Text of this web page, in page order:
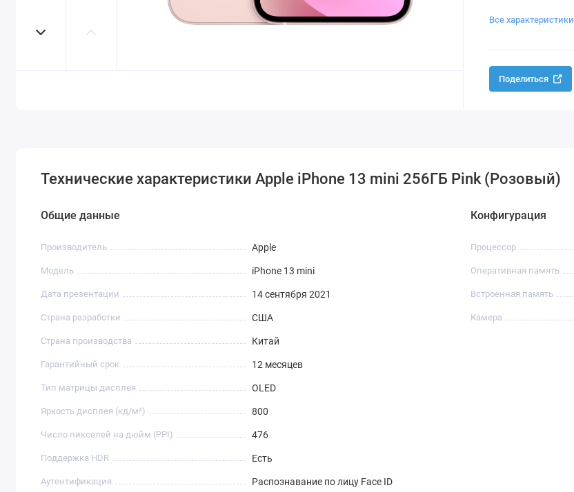
Все характеристики
Поделиться
Технические характеристики Apple iPhone 13 mini 256ГБ Pink (Розовый)
Общие данные
Производитель Apple
Модель iPhone 13 mini
Дата презентации 14 сентября 2021
Страна разработки США
Страна производства Китай
Гарантийный срок 12 месяцев
Тип матрицы дисплея OLED
Яркость дисплея (кд/ м²) 800
Число пикселей на дюйм (PPI) 476
Поддержка HDR Есть
Аутентификация Распознавание по лицу Face ID
Конфигурация
Процессор
Оперативная память
Встроенная память
Камера